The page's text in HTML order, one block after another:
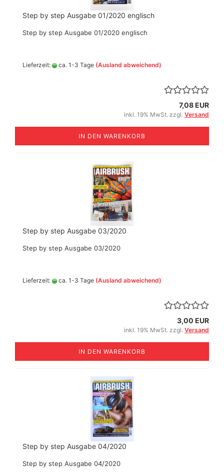
Step by step Ausgabe 01/2020 englisch
Step by step Ausgabe 01/2020 englisch
Lieferzeit: ca. 1-3 Tage (Ausland abweichend)
7,08 EUR
inkl. 19% MwSt. zzgl. Versand
IN DEN WARENKORB
Step by step Ausgabe 03/2020
Step by step Ausgabe 03/2020
Lieferzeit: ca. 1-3 Tage (Ausland abweichend)
3,00 EUR
inkl. 19% MwSt. zzgl. Versand
IN DEN WARENKORB
Step by step Ausgabe 04/2020
Step by step Ausgabe 04/2020